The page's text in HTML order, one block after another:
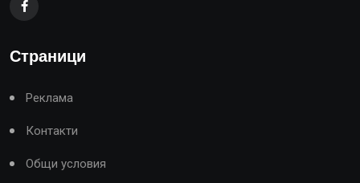
Страници
Реклама
Контакти
Общи условия